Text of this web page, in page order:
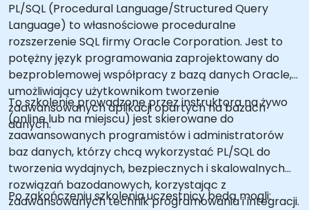
PL/SQL (Procedural Language/Structured Query
Language) to własnościowe proceduralne
rozszerzenie SQL firmy Oracle Corporation. Jest to
potężny język programowania zaprojektowany do
bezproblemowej współpracy z bazą danych Oracle,
umożliwiający użytkownikom tworzenie
zaawansowanych aplikacji opartych na bazach
danych.
To szkolenie prowadzone przez instruktora na żywo
(online lub na miejscu) jest skierowane do
zaawansowanych programistów i administratorów
baz danych, którzy chcą wykorzystać PL/SQL do
tworzenia wydajnych, bezpiecznych i skalowalnych
rozwiązań bazodanowych, korzystając z
zaawansowanych technik programowania i integracji.
Po zakończeniu szkolenia uczestnicy będą mogli: